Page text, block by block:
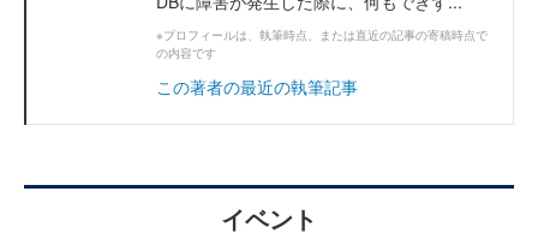
※プロフィールは、執筆時点、または直近の記事の寄稿時点で
の内容です
この著者の最近の執筆記事
イベント